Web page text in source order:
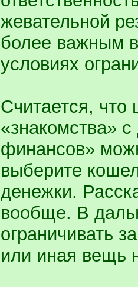
жевательной
более важным
условиях
Считается, что
«знакомства»
финансов»
выберите
денежки.
вообще. В
ограничивать
или иная вещь